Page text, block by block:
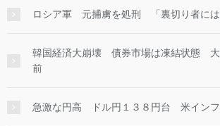
ロシア軍 元捕虜を処刑 「裏切り者には
韓国経済大崩壊 債券市場は凍結状態 大
前
急激な円高 ドル円１３８円台 米インフ